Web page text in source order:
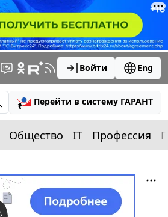
Войти Eng
Перейти в систему ГАРАНТ
Общество IT Профессия